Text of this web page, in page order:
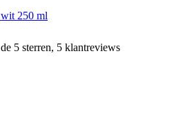
250 ml
5 sterren, 5 klantreviews